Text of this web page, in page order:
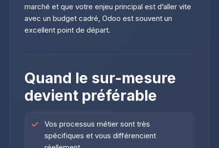
marché et que votre enjeu principal est d’aller vite
avec un budget cadré, Odoo est souvent un
excellent point de départ.
Quand le sur-mesure
devient préférable
Vos processus métier sont très
spécifiques et vous différencient